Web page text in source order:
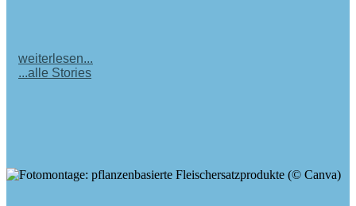
weiterlesen...
...alle Stories